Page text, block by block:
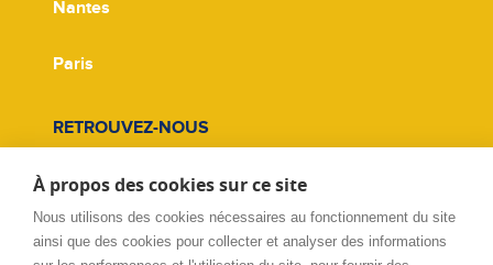
Nantes
Paris
RETROUVEZ-NOUS
Facebook
Twitter
À propos des cookies sur ce site
Nous utilisons des cookies nécessaires au fonctionnement du site
ainsi que des cookies pour collecter et analyser des informations